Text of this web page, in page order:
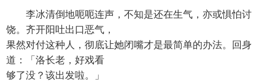
李冰清倒地呃呃连声，不知是还在生气，亦或惧怕讨
饶。齐开阳吐出口恶气，
果然对付这种人，彻底让她闭嘴才是最简单的办法。回身
道：「洛长老，好戏看
够了没？该出发啦。」